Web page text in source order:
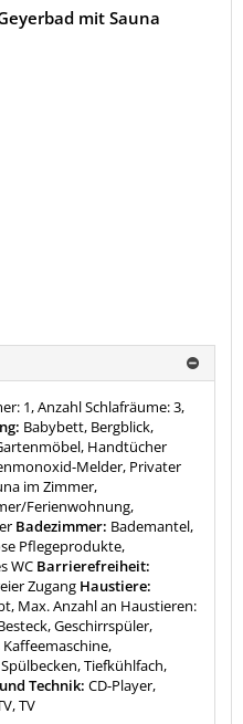
mit Sauna
1, Anzahl Schlafräume: 3,
Babybett, Bergblick,
Handtücher
Melder, Privater
im Zimmer,
Ferienwohnung,
Badezimmer: Bademantel,
Pflegeprodukte,
WC Barrierefreiheit:
Zugang Haustiere:
Max. Anzahl an Haustieren:
Geschirrspüler,
Tiefkühlfach,
Technik: CD-Player,
TV